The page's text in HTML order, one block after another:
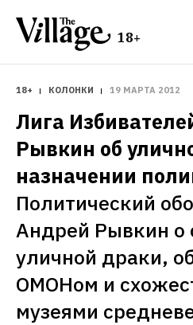
18+
18+ КОЛОНКИ 19 МАРТА 2012
Лига
Рывкин об
назначении
Политический
Андрей Рывкин о
уличной драки,
ОМОНом и
музеями